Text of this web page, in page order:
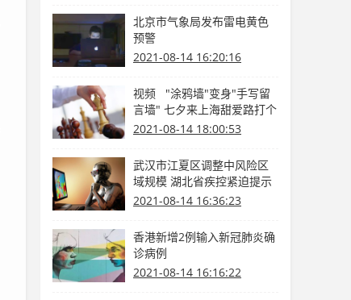
北京市气象局发布雷电黄色
预警
2021-08-14 16:20:16
视频 "涂鸦墙"变身"手写留
言墙" 七夕来上海甜爱路打个
卡吧
2021-08-14 18:00:53
武汉市江夏区调整中风险区
域规模 湖北省疾控紧迫提示
2021-08-14 16:36:23
香港新增2例输入新冠肺炎确
诊病例
2021-08-14 16:16:22